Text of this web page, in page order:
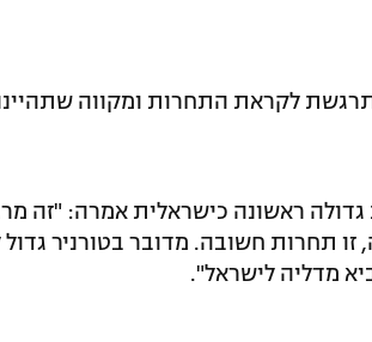
לקראת התחרות ומקווה
ראשונה כישראלית אמרה: "זה
תחרות חשובה. מדובר בטורניר גדול
מדליה לישראל".